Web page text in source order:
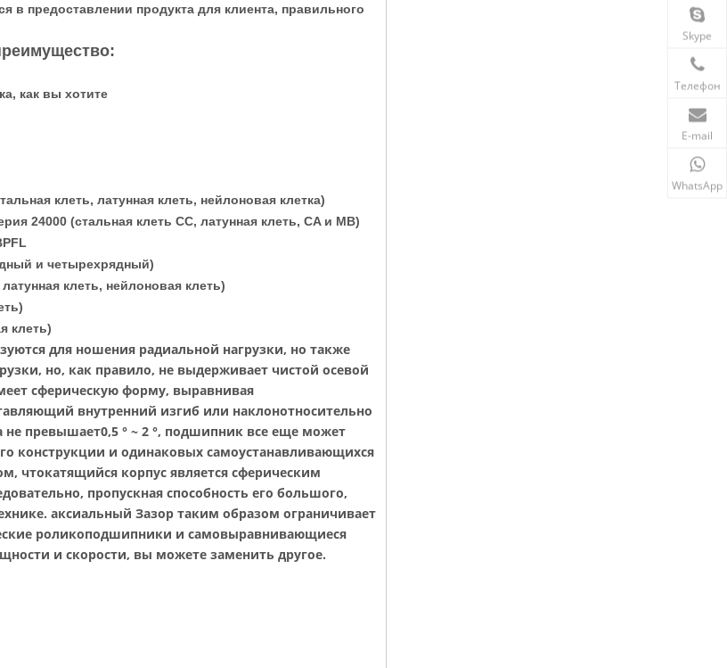
в предоставлении продукта для клиента, правильного
как вы хотите
клеть, латунная клеть, нейлоновая клетка)
24000 (стальная клеть CC, латунная клеть, CA и MB)
и четырехрядный)
клеть, нейлоновая клеть)
клеть)
для ношения радиальной нагрузки, но также
но, как правило, не выдерживает чистой осевой
сферическую форму, выравнивая
внутренний изгиб или наклонотносительно
не превышает0,5 ° ~ 2 °, подшипник все еще может
конструкции и одинаковых самоустанавливающихся
чтокатящийся корпус является сферическим
пропускная способность его большого,
аксиальный Зазор таким образом ограничивает
роликоподшипники и самовыравнивающиеся
и скорости, вы можете заменить другое.
Skype
Телефон
E-mail
WhatsApp